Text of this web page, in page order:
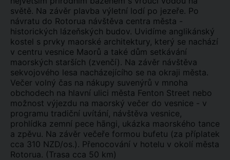
světě. Na závěr plavba výletní lodí po jezeře. Po
návratu do Rotorua návštěva centra města -
historických lázeňských budov. Uvidíme anglikánský
kostel s prvky maorské architektury, který se nachází
v centru vesnice Maorů a také dům setkávání
maorských starších (zvenčí). Na závěr návštěva
sekvojového lesa nacházejícího se na okraji města.
Večer volný čas na nákupy suvenýrů v mnoha
obchodech na hlavní ulici města Fenton Street nebo
možnost výjezdu na maorský večer do vesnice - v
programu tradiční uvítání, návštěva vesnice,
prohlídka zemní pece hāngi, ukázka maorského tance
a zpěvu. Na závěr večeře formou bufetu (za příplatek
cca 310 NZD/os.). Přenocování v hotelu v okolí města
Rotorua. (Trasa cca 50 km)